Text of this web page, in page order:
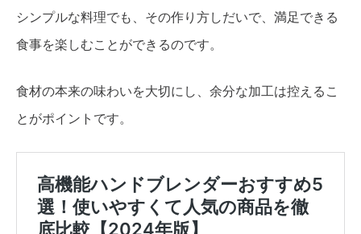
シンプルな料理でも、その作り方しだいで、満足できる
食事を楽しむことができるのです。
食材の本来の味わいを大切にし、余分な加工は控えるこ
とがポイントです。